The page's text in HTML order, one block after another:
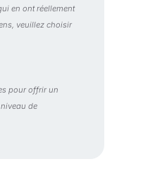
en ont réellement
veuillez choisir
pour offrir un
de